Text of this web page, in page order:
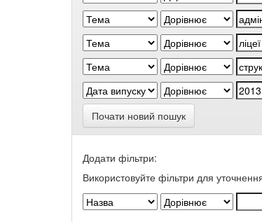
Почати новий пошук
Додати фільтри:
Використовуйте фільтри для